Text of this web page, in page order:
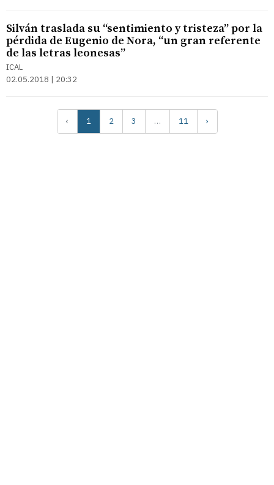
Silván traslada su “sentimiento y tristeza” por la
pérdida de Eugenio de Nora, “un gran referente
de las letras leonesas”
ICAL
02.05.2018 | 20:32
‹ 1 2 3 … 11 ›